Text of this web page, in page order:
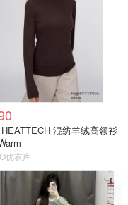
混纺羊绒高领衫
优衣库